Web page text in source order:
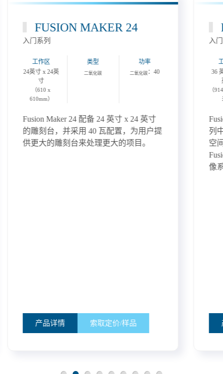
FUSION MAKER 24
入门系列
工作区
24英寸 x 24英
寸
（610 x
610mm）
类型
二氧化碳
功率
二氧化碳：40
Fusion Maker 24 配备 24 英寸 x 24 英寸
的雕刻台，并采用 40 瓦配置，为用户提
供更大的雕刻台来处理更大的项目。
产品详情 索取定价/样品
入
36
（
列
空
像